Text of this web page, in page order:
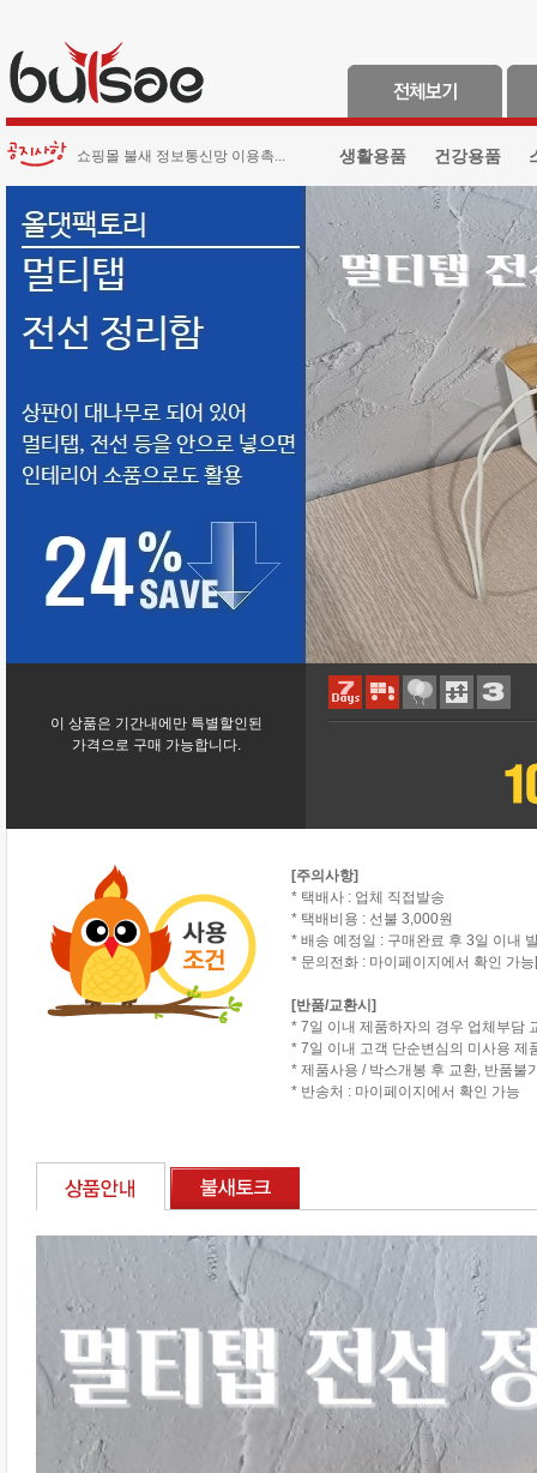
쇼핑몰 불새 정보통신망 이용촉... 생활용품 건강용품
이 상품은 기간내에만 특별할인된
가격으로 구매 가능합니다.
[주의사항]
* 택배사 : 업체 직접발송
* 택배비용 : 선불 3,000원
* 배송 예정일 : 구매완료 후 3일 이내
* 문의전화 : 마이페이지에서 확인 가
[반품/교환시]
* 7일 이내 제품하자의 경우 업체부담
* 7일 이내 고객 단순변심의 미사용 제
* 제품사용 / 박스개봉 후 교환, 반품불
* 반송처 : 마이페이지에서 확인 가능